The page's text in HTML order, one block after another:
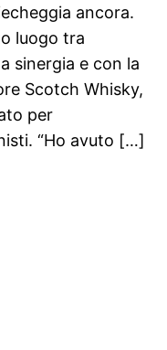
ancora.
luogo tra
sinergia e con la
Scotch Whisky,
per
“Ho avuto […]